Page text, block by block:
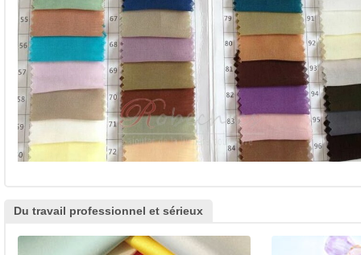
Du travail professionnel et sérieux